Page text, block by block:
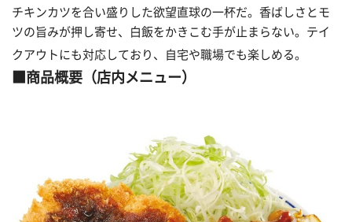
チキンカツを合い盛りした欲望直球の一杯だ。香ばしさとモ
ツの旨みが押し寄せ、白飯をかきこむ手が止まらない。テイ
クアウトにも対応しており、自宅や職場でも楽しめる。
■商品概要（店内メニュー）